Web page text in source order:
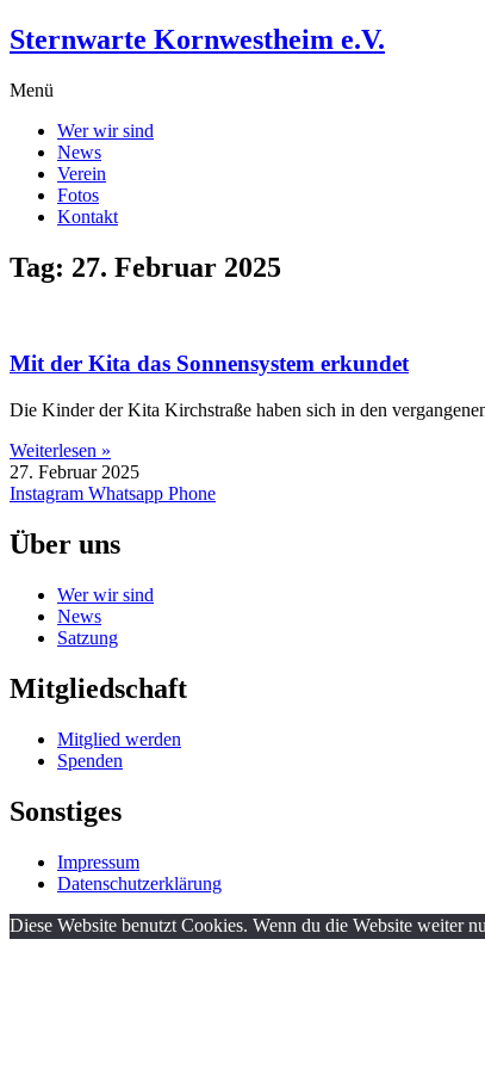
Zum
Inhalt
Sternwarte Kornwestheim e.V.
Menü
Wer wir sind
News
Verein
Fotos
Kontakt
Tag: 27. Februar 2025
Mit der Kita das Sonnensystem erkundet
Die Kinder der Kita Kirchstraße haben sich in den
Weiterlesen »
27. Februar 2025
Instagram Whatsapp Phone
Über uns
Wer wir sind
News
Satzung
Mitgliedschaft
Mitglied werden
Spenden
Sonstiges
Impressum
Datenschutzerklärung
Diese Website benutzt Cookies. Wenn du die Website weiter